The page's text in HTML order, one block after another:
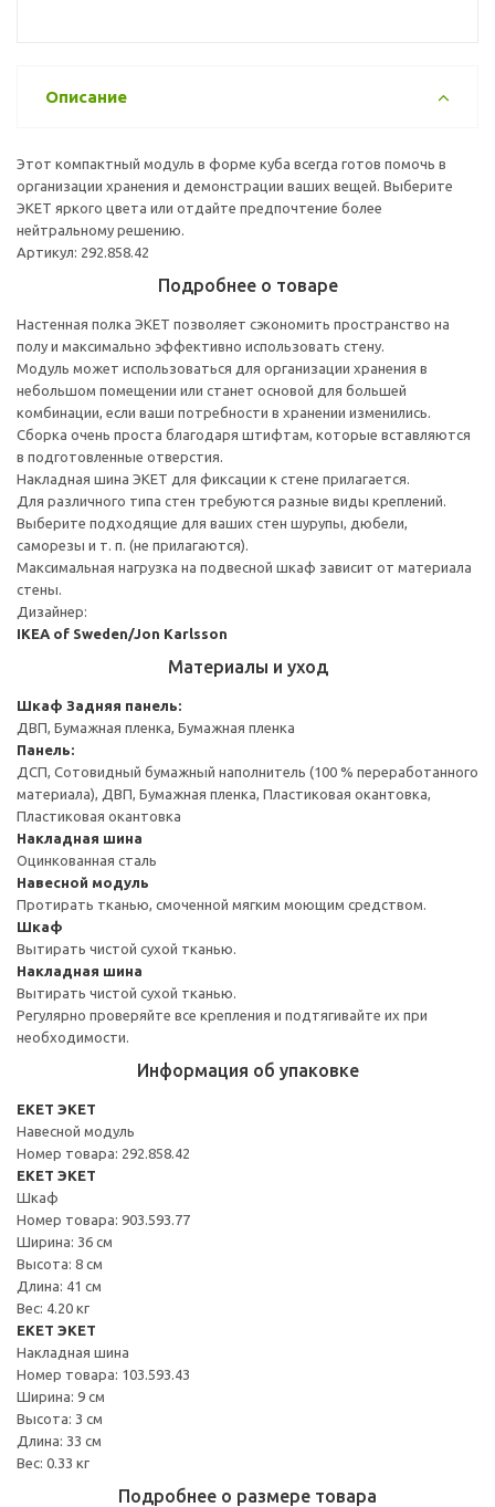
Описание
Этот компактный модуль в форме куба всегда готов помочь в
организации хранения и демонстрации ваших вещей. Выберите
ЭКЕТ яркого цвета или отдайте предпочтение более
нейтральному решению.
Артикул: 292.858.42
Подробнее о товаре
Настенная полка ЭКЕТ позволяет сэкономить пространство на
полу и максимально эффективно использовать стену.
Модуль может использоваться для организации хранения в
небольшом помещении или станет основой для большей
комбинации, если ваши потребности в хранении изменились.
Сборка очень проста благодаря штифтам, которые вставляются
в подготовленные отверстия.
Накладная шина ЭКЕТ для фиксации к стене прилагается.
Для различного типа стен требуются разные виды креплений.
Выберите подходящие для ваших стен шурупы, дюбели,
саморезы и т. п. (не прилагаются).
Максимальная нагрузка на подвесной шкаф зависит от материала
стены.
Дизайнер:
IKEA of Sweden/Jon Karlsson
Материалы и уход
Шкаф Задняя панель:
ДВП, Бумажная пленка, Бумажная пленка
Панель:
ДСП, Сотовидный бумажный наполнитель (100 % переработанного
материала), ДВП, Бумажная пленка, Пластиковая окантовка,
Пластиковая окантовка
Накладная шина
Оцинкованная сталь
Навесной модуль
Протирать тканью, смоченной мягким моющим средством.
Шкаф
Вытирать чистой сухой тканью.
Накладная шина
Вытирать чистой сухой тканью.
Регулярно проверяйте все крепления и подтягивайте их при
необходимости.
Информация об упаковке
EKET ЭКЕТ
Навесной модуль
Номер товара: 292.858.42
EKET ЭКЕТ
Шкаф
Номер товара: 903.593.77
Ширина: 36 см
Высота: 8 см
Длина: 41 см
Вес: 4.20 кг
EKET ЭКЕТ
Накладная шина
Номер товара: 103.593.43
Ширина: 9 см
Высота: 3 см
Длина: 33 см
Вес: 0.33 кг
Подробнее о размере товара